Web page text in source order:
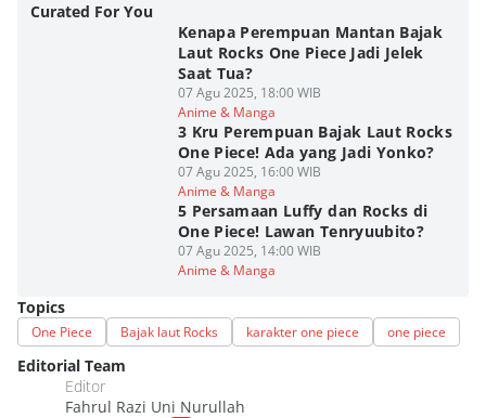
Curated For You
Kenapa Perempuan Mantan Bajak
Laut Rocks One Piece Jadi Jelek
Saat Tua?
07 Agu 2025, 18:00 WIB
Anime & Manga
3 Kru Perempuan Bajak Laut Rocks
One Piece! Ada yang Jadi Yonko?
07 Agu 2025, 16:00 WIB
Anime & Manga
5 Persamaan Luffy dan Rocks di
One Piece! Lawan Tenryuubito?
07 Agu 2025, 14:00 WIB
Anime & Manga
Topics
One Piece Bajak laut Rocks karakter one piece one piece
Editorial Team
Editor
Fahrul Razi Uni Nurullah